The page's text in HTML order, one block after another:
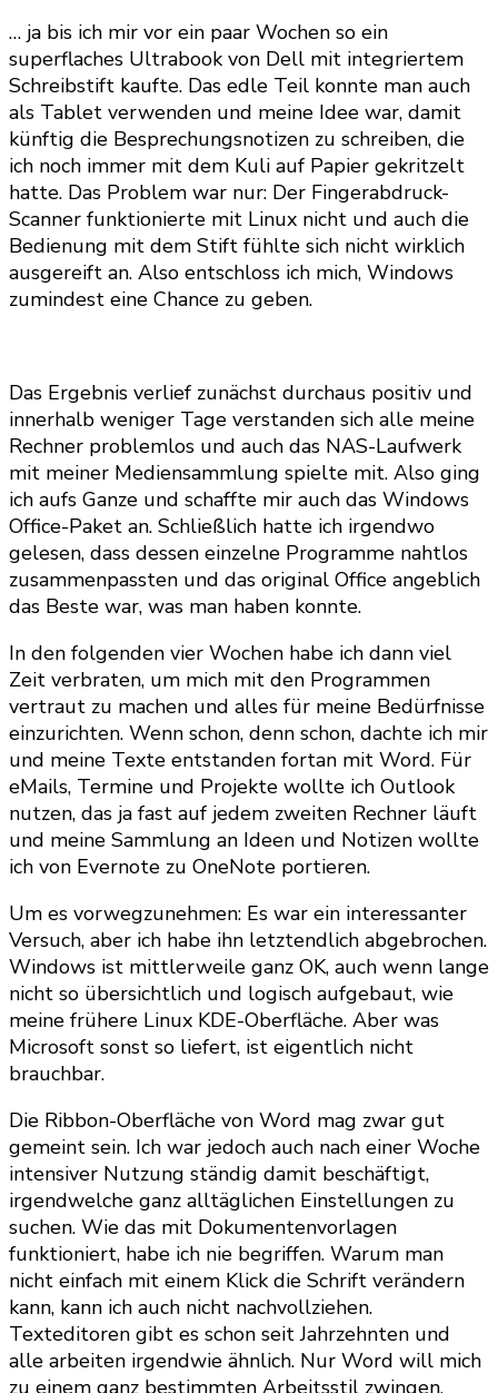
… ja bis ich mir vor ein paar Wochen so ein
superflaches Ultrabook von Dell mit integriertem
Schreibstift kaufte. Das edle Teil konnte man auch
als Tablet verwenden und meine Idee war, damit
künftig die Besprechungsnotizen zu schreiben, die
ich noch immer mit dem Kuli auf Papier gekritzelt
hatte. Das Problem war nur: Der Fingerabdruck-
Scanner funktionierte mit Linux nicht und auch die
Bedienung mit dem Stift fühlte sich nicht wirklich
ausgereift an. Also entschloss ich mich, Windows
zumindest eine Chance zu geben.
Das Ergebnis verlief zunächst durchaus positiv und
innerhalb weniger Tage verstanden sich alle meine
Rechner problemlos und auch das NAS-Laufwerk
mit meiner Mediensammlung spielte mit. Also ging
ich aufs Ganze und schaffte mir auch das Windows
Office-Paket an. Schließlich hatte ich irgendwo
gelesen, dass dessen einzelne Programme nahtlos
zusammenpassten und das original Office angeblich
das Beste war, was man haben konnte.
In den folgenden vier Wochen habe ich dann viel
Zeit verbraten, um mich mit den Programmen
vertraut zu machen und alles für meine Bedürfnisse
einzurichten. Wenn schon, denn schon, dachte ich mir
und meine Texte entstanden fortan mit Word. Für
eMails, Termine und Projekte wollte ich Outlook
nutzen, das ja fast auf jedem zweiten Rechner läuft
und meine Sammlung an Ideen und Notizen wollte
ich von Evernote zu OneNote portieren.
Um es vorwegzunehmen: Es war ein interessanter
Versuch, aber ich habe ihn letztendlich abgebrochen.
Windows ist mittlerweile ganz OK, auch wenn lange
nicht so übersichtlich und logisch aufgebaut, wie
meine frühere Linux KDE-Oberfläche. Aber was
Microsoft sonst so liefert, ist eigentlich nicht
brauchbar.
Die Ribbon-Oberfläche von Word mag zwar gut
gemeint sein. Ich war jedoch auch nach einer Woche
intensiver Nutzung ständig damit beschäftigt,
irgendwelche ganz alltäglichen Einstellungen zu
suchen. Wie das mit Dokumentenvorlagen
funktioniert, habe ich nie begriffen. Warum man
nicht einfach mit einem Klick die Schrift verändern
kann, kann ich auch nicht nachvollziehen.
Texteditoren gibt es schon seit Jahrzehnten und
alle arbeiten irgendwie ähnlich. Nur Word will mich
zu einem ganz bestimmten Arbeitsstil zwingen,